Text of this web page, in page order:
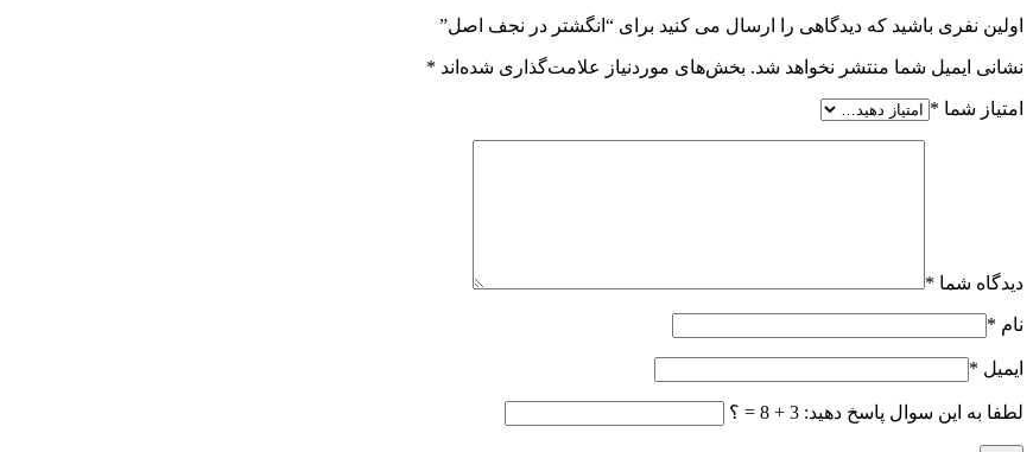
اولین نفری باشید که دیدگاهی را ارسال می کنید برای “انگشتر در نجف اصل”
نشانی ایمیل شما منتشر نخواهد شد. بخش‌های موردنیاز علامت‌گذاری شده‌اند *
امتیاز شما *
دیدگاه شما *
نام *
ایمیل *
لطفا به این سوال پاسخ دهید: 3 + 8 = ؟